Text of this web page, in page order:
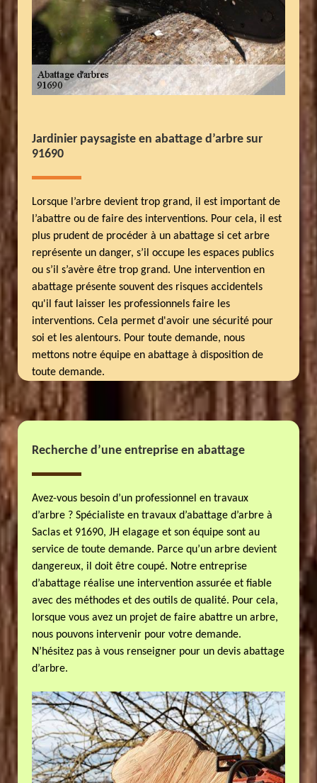
Jardinier paysagiste en abattage d’arbre sur
91690
Lorsque l’arbre devient trop grand, il est important de
l’abattre ou de faire des interventions. Pour cela, il est
plus prudent de procéder à un abattage si cet arbre
représente un danger, s’il occupe les espaces publics
ou s’il s’avère être trop grand. Une intervention en
abattage présente souvent des risques accidentels
qu'il faut laisser les professionnels faire les
interventions. Cela permet d'avoir une sécurité pour
soi et les alentours. Pour toute demande, nous
mettons notre équipe en abattage à disposition de
toute demande.
Recherche d’une entreprise en abattage
Avez-vous besoin d’un professionnel en travaux
d’arbre ? Spécialiste en travaux d’abattage d’arbre à
Saclas et 91690, JH elagage et son équipe sont au
service de toute demande. Parce qu’un arbre devient
dangereux, il doit être coupé. Notre entreprise
d’abattage réalise une intervention assurée et fiable
avec des méthodes et des outils de qualité. Pour cela,
lorsque vous avez un projet de faire abattre un arbre,
nous pouvons intervenir pour votre demande.
N’hésitez pas à vous renseigner pour un devis abattage
d’arbre.